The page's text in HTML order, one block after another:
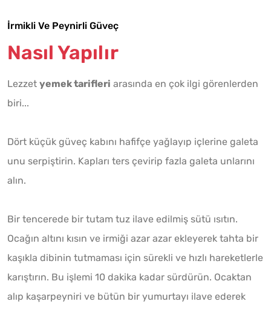
İrmikli Ve Peynirli Güveç
Nasıl Yapılır
Lezzet yemek tarifleri arasında en çok ilgi görenlerden
biri...
Dört küçük güveç kabını hafifçe yağlayıp içlerine galeta
unu serpiştirin. Kapları ters çevirip fazla galeta unlarını
alın.
Bir tencerede bir tutam tuz ilave edilmiş sütü ısıtın.
Ocağın altını kısın ve irmiği azar azar ekleyerek tahta bir
kaşıkla dibinin tutmaması için sürekli ve hızlı hareketlerle
karıştırın. Bu işlemi 10 dakika kadar sürdürün. Ocaktan
alıp kaşarpeyniri ve bütün bir yumurtayı ilave ederek